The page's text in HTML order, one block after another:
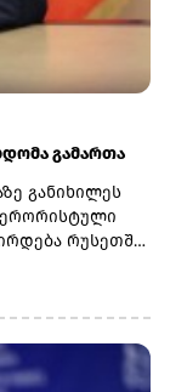
აქტიურად
აზიის
გამართა
განიხილეს
რუსეთში
ახალი
მომდინარე